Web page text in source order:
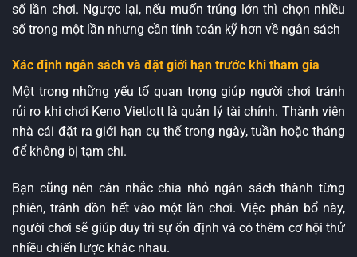
số lần chơi. Ngược lại, nếu muốn trúng lớn thì chọn nhiều
số trong một lần nhưng cần tính toán kỹ hơn về ngân sách
Xác định ngân sách và đặt giới hạn trước khi tham gia
Một trong những yếu tố quan trọng giúp người chơi tránh
rủi ro khi chơi Keno Vietlott là quản lý tài chính. Thành viên
nhà cái đặt ra giới hạn cụ thể trong ngày, tuần hoặc tháng
để không bị tạm chi.
Bạn cũng nên cân nhắc chia nhỏ ngân sách thành từng
phiên, tránh dồn hết vào một lần chơi. Việc phân bổ này,
người chơi sẽ giúp duy trì sự ổn định và có thêm cơ hội thử
nhiều chiến lược khác nhau.